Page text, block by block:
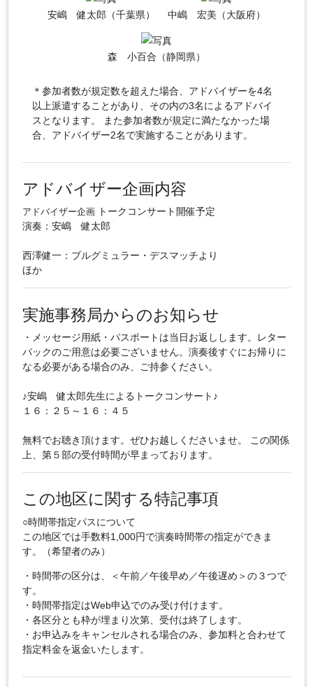
安嶋 健太郎（千葉県） 中嶋 宏美（大阪府）
森 小百合（静岡県）
＊参加者数が規定数を超えた場合、アドバイザーを4名
以上派遣することがあり、その内の3名によるアドバイ
スとなります。 また参加者数が規定に満たなかった場
合、アドバイザー2名で実施することがあります。
アドバイザー企画内容
アドバイザー企画トークコンサート開催予定
演奏：安嶋 健太郎
西澤健一：ブルグミュラー・デスマッチより
ほか
実施事務局からのお知らせ
・メッセージ用紙・パスポートは当日お返しします。レター
パックのご用意は必要ございません。演奏後すぐにお帰りに
なる必要がある場合のみ、ご持参ください。
♪安嶋 健太郎先生によるトークコンサート♪
１６：２５～１６：４５
無料でお聴き頂けます。ぜひお越しくださいませ。 この関係
上、第５部の受付時間が早まっております。
この地区に関する特記事項
○時間帯指定パスについて
この地区では手数料1,000円で演奏時間帯の指定ができま
す。（希望者のみ）
・時間帯の区分は、＜午前／午後早め／午後遅め＞の３つで
す。
・時間帯指定はWeb申込でのみ受け付けます。
・各区分とも枠が埋まり次第、受付は終了します。
・お申込みをキャンセルされる場合のみ、参加料と合わせて
指定料金を返金いたします。